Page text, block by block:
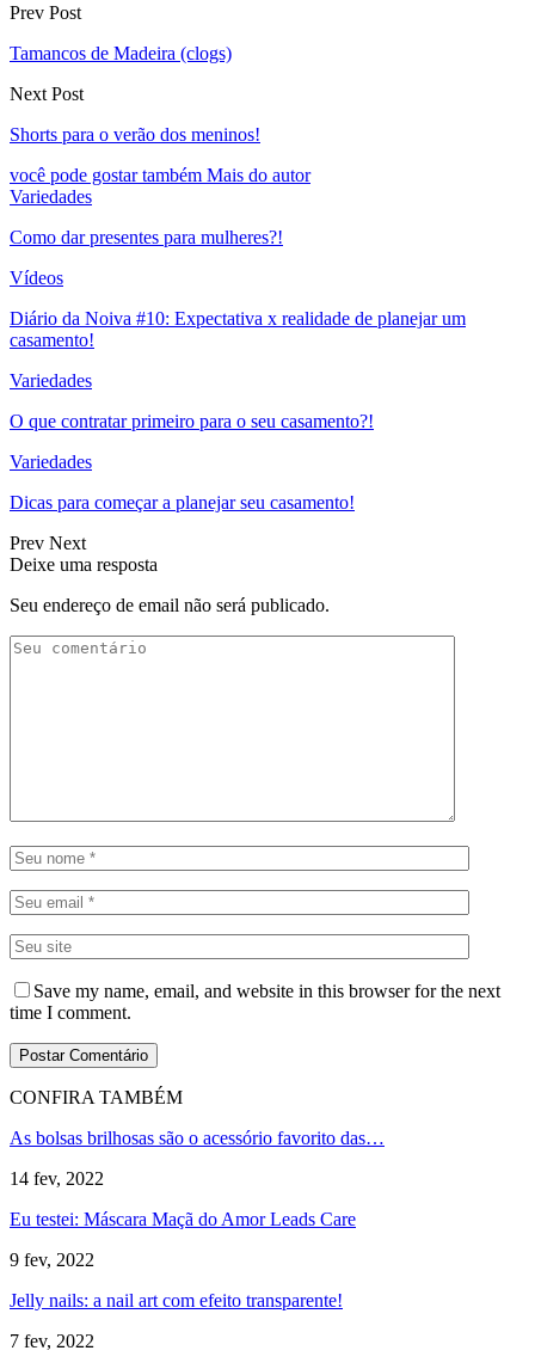
Prev Post
Tamancos de Madeira (clogs)
Next Post
Shorts para o verão dos meninos!
você pode gostar também Mais do autor
Variedades
Como dar presentes para mulheres?!
Vídeos
Diário da Noiva #10: Expectativa x realidade de planejar um
casamento!
Variedades
O que contratar primeiro para o seu casamento?!
Variedades
Dicas para começar a planejar seu casamento!
Prev Next
Deixe uma resposta
Seu endereço de email não será publicado.
Save my name, email, and website in this browser for the next
time I comment.
CONFIRA TAMBÉM
As bolsas brilhosas são o acessório favorito das…
14 fev, 2022
Eu testei: Máscara Maçã do Amor Leads Care
9 fev, 2022
Jelly nails: a nail art com efeito transparente!
7 fev, 2022